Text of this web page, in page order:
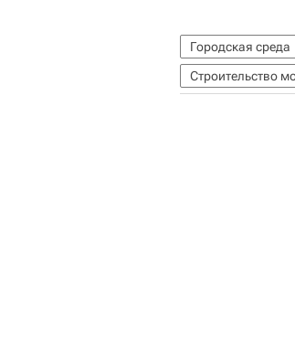
Городская среда
Строительство